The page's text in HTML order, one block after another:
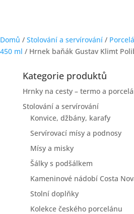
Domů / Stolování a servírování /
450 ml / Hrnek baňák Gustav Klimt
Kategorie produktů
Hrnky na cesty – termo a
Stolování a servírování
Konvice, džbány, karafy
Servírovací mísy a podnosy
Mísy a misky
Šálky s podšálkem
Kameninové nádobí Costa
Stolní doplňky
Kolekce českého porcelánu